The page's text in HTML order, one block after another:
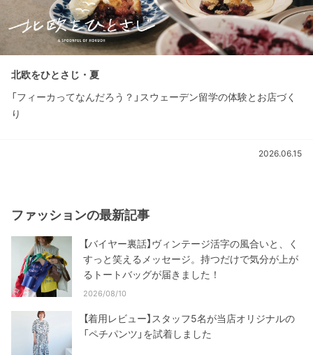
北欧をひとさじ・夏
「フィーカってなんだろう？」スウェーデン留学の体験とお店づく
り
2026.06.15
ファッションの最新記事
【バイヤー裏話】ヴィンテージ活字の風合いと、く
すっと笑えるメッセージ。持つだけで気分が上が
るトートバッグが届きました！
2026/08/10
【着用レビュー】スタッフ5名が当店オリジナルの
「ペチパンツ」を試着しました